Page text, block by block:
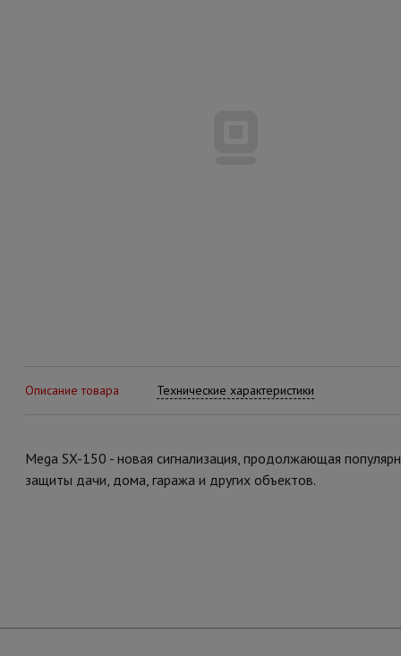
Описание товара Технические характеристики
Mega SX-150 - новая сигнализация, продолжающая
защиты дачи, дома, гаража и других объектов.